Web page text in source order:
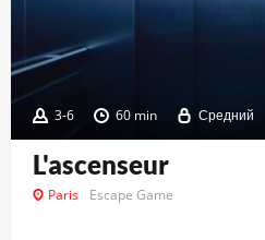
3-6 60 min Средний
L'ascenseur
Paris Escape Game